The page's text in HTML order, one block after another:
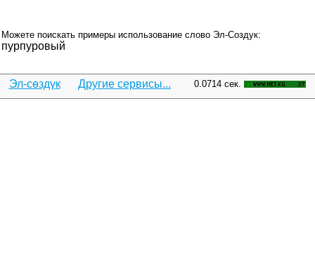
Можете поискать примеры использование слово Эл-Создук:
пурпуровый
Эл-сөздүк Другие сервисы... 0.0714 сек.